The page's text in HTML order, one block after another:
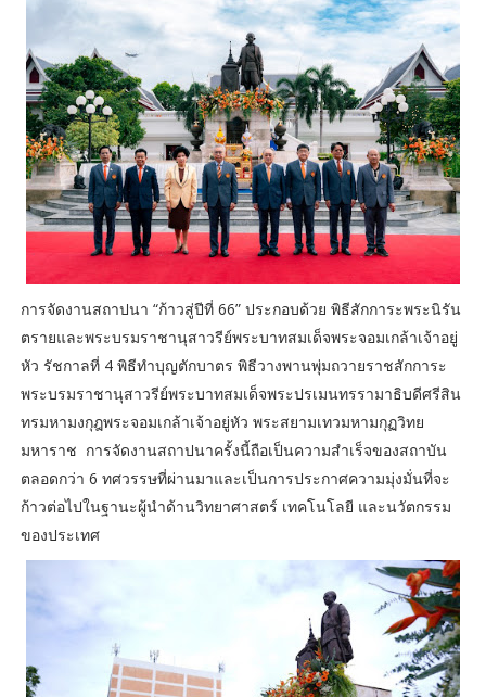
การจัดงานสถาปนา “ก้าวสู่ปีที่ 66” ประกอบด้วย พิธีสักการะพระนิรัน
ตรายและพระบรมราชานุสาวรีย์พระบาทสมเด็จพระจอมเกล้าเจ้าอยู่
หัว รัชกาลที่ 4 พิธีทำบุญตักบาตร พิธีวางพานพุ่มถวายราชสักการะ
พระบรมราชานุสาวรีย์พระบาทสมเด็จพระปรเมนทรรามาธิบดีศรีสิน
ทรมหามงกุฎพระจอมเกล้าเจ้าอยู่หัว พระสยามเทวมหามกุฏวิทย
มหาราช การจัดงานสถาปนาครั้งนี้ถือเป็นความสำเร็จของสถาบัน
ตลอดกว่า 6 ทศวรรษที่ผ่านมาและเป็นการประกาศความมุ่งมั่นที่จะ
ก้าวต่อไปในฐานะผู้นำด้านวิทยาศาสตร์ เทคโนโลยี และนวัตกรรม
ของประเทศ